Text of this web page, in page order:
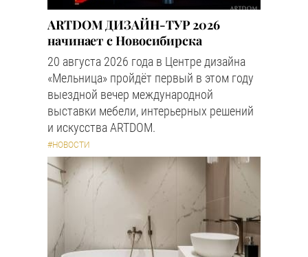
ARTDOM ДИЗАЙН-ТУР 2026
начинает с Новосибирска
20 августа 2026 года в Центре дизайна
«Мельница» пройдёт первый в этом году
выездной вечер международной
выставки мебели, интерьерных решений
и искусства ARTDOM.
#НОВОСТИ